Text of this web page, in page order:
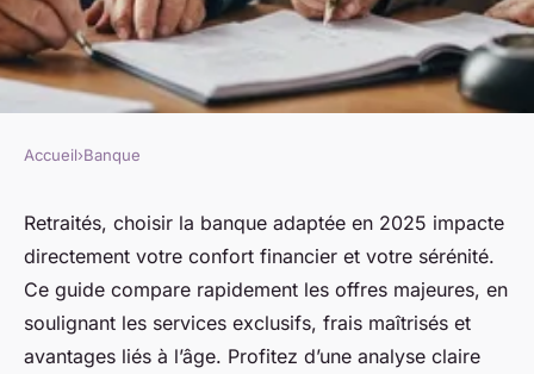
Les 20 meilleures banques
pour les retraités en 2025 :
guide comparatif
indispensable
Accueil›Banque
Retraités, choisir la banque adaptée en 2025 impacte
directement votre confort financier et votre sérénité.
Ce guide compare rapidement les offres majeures, en
soulignant les services exclusifs, frais maîtrisés et
avantages liés à l’âge. Profitez d’une analyse claire